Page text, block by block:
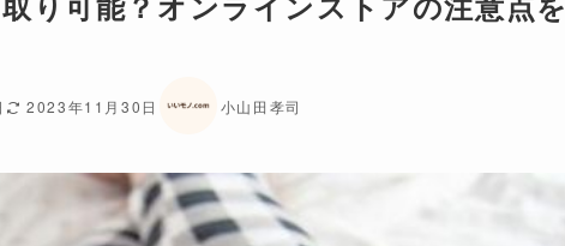
2023年11月30日 小山田孝司